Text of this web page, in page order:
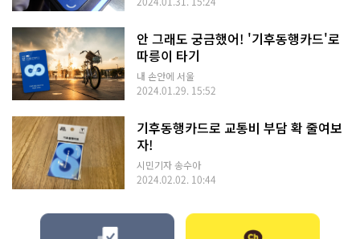
안 그래도 궁금했어! '기후동행카드'로
따릉이 타기
내 손안에 서울
2024.01.29. 15:52
기후동행카드로 교통비 부담 확 줄여보
자!
시민기자 송수아
2024.02.02. 10:44